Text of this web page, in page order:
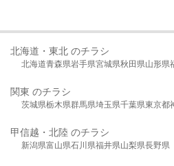
北海道・東北 のチラシ
北海道青森県岩手県宮城県秋田県山形県
関東 のチラシ
茨城県栃木県群馬県埼玉県千葉県東京都
甲信越・北陸 のチラシ
新潟県富山県石川県福井県山梨県長野県